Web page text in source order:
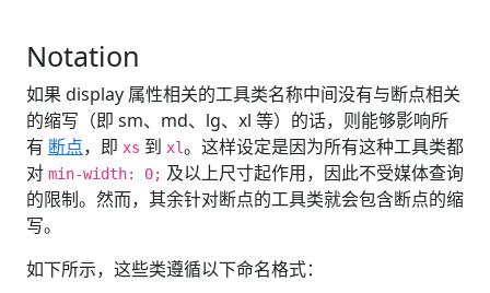
Notation
如果 display 属性相关的工具类名称中间没有与断点相关
的缩写（即 sm、md、lg、xl 等）的话，则能够影响所
有 断点，即 xs 到 xl。这样设定是因为所有这种工具类都
对 min-width: 0; 及以上尺寸起作用，因此不受媒体查询
的限制。然而，其余针对断点的工具类就会包含断点的缩
写。
如下所示，这些类遵循以下命名格式：